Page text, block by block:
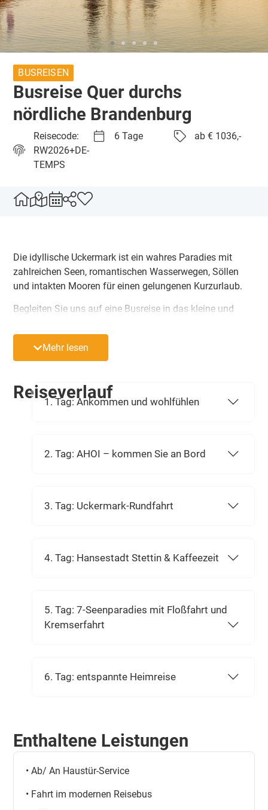
BUSREISEN
Busreise Quer durchs
nördliche Brandenburg
Reisecode:
RW2026+DE-
TEMPS
6 Tage ab € 1036,-
Die idyllische Uckermark ist ein wahres Paradies mit
zahlreichen Seen, romantischen Wasserwegen, Söllen
und intakten Mooren für einen gelungenen Kurzurlaub.
Begleiten Sie uns auf eine Busreise in das kleine und
keinen Ort, der nicht „seinen eigenen“ See hat.
Romantische Wasserwege, Rinnenseen, Sölle und
Uckermarkrundfahrt, eine Kremserfahrt, eine Floßfahrt,
ein Ausflug nach Stettin und vieles mehr sind die
sein, bei dem Sie sich rundum wohlfühlen werden.
Mehr lesen
Reiseverlauf
1. Tag: Ankommen und wohlfühlen
2. Tag: AHOI – kommen Sie an Bord
3. Tag: Uckermark-Rundfahrt
4. Tag: Hansestadt Stettin & Kaffeezeit
5. Tag: 7-Seenparadies mit Floßfahrt und
Kremserfahrt
6. Tag: entspannte Heimreise
Enthaltene Leistungen
• Ab/ An Haustür-Service
• Fahrt im modernen Reisebus